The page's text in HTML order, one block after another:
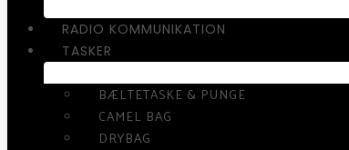
RADIO KOMMUNIKATION
TASKER
BÆLTETASKE & PUNGE
CAMEL BAG
DRYBAG